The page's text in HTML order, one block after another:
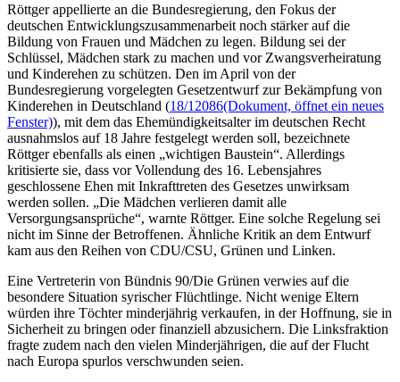
Röttger appellierte an die Bundesregierung, den Fokus der
deutschen Entwicklungszusammenarbeit noch stärker auf die
Bildung von Frauen und Mädchen zu legen. Bildung sei der
Schlüssel, Mädchen stark zu machen und vor Zwangsverheiratung
und Kinderehen zu schützen. Den im April von der
Bundesregierung vorgelegten Gesetzentwurf zur Bekämpfung von
Kinderehen in Deutschland (18/12086(Dokument, öffnet ein neues
Fenster)), mit dem das Ehemündigkeitsalter im deutschen Recht
ausnahmslos auf 18 Jahre festgelegt werden soll, bezeichnete
Röttger ebenfalls als einen „wichtigen Baustein“. Allerdings
kritisierte sie, dass vor Vollendung des 16. Lebensjahres
geschlossene Ehen mit Inkrafttreten des Gesetzes unwirksam
werden sollen. „Die Mädchen verlieren damit alle
Versorgungsansprüche“, warnte Röttger. Eine solche Regelung sei
nicht im Sinne der Betroffenen. Ähnliche Kritik an dem Entwurf
kam aus den Reihen von CDU/CSU, Grünen und Linken.
Eine Vertreterin von Bündnis 90/Die Grünen verwies auf die
besondere Situation syrischer Flüchtlinge. Nicht wenige Eltern
würden ihre Töchter minderjährig verkaufen, in der Hoffnung, sie in
Sicherheit zu bringen oder finanziell abzusichern. Die Linksfraktion
fragte zudem nach den vielen Minderjährigen, die auf der Flucht
nach Europa spurlos verschwunden seien.